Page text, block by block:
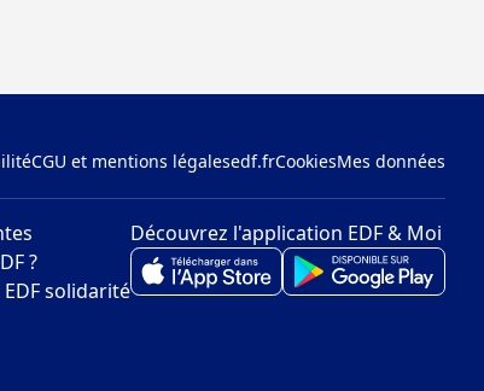
CGU et mentions légalesedf.frCookiesMes données
?
solidarité
Découvrez l'application EDF & Moi